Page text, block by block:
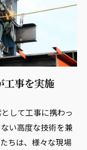
工事を実施
して工事に携わっ
い高度な技術を兼
ちは、様々な現場